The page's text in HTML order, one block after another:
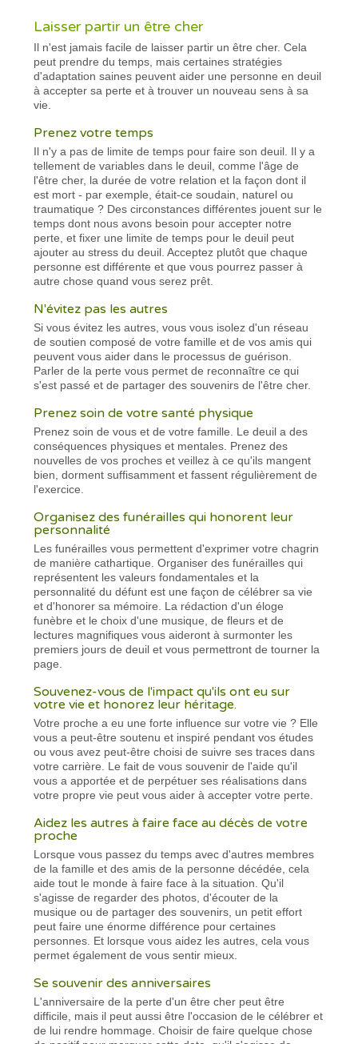
Laisser partir un être cher
Il n'est jamais facile de laisser partir un être cher. Cela
peut prendre du temps, mais certaines stratégies
d'adaptation saines peuvent aider une personne en deuil
à accepter sa perte et à trouver un nouveau sens à sa
vie.
Prenez votre temps
Il n'y a pas de limite de temps pour faire son deuil. Il y a
tellement de variables dans le deuil, comme l'âge de
l'être cher, la durée de votre relation et la façon dont il
est mort - par exemple, était-ce soudain, naturel ou
traumatique ? Des circonstances différentes jouent sur le
temps dont nous avons besoin pour accepter notre
perte, et fixer une limite de temps pour le deuil peut
ajouter au stress du deuil. Acceptez plutôt que chaque
personne est différente et que vous pourrez passer à
autre chose quand vous serez prêt.
N'évitez pas les autres
Si vous évitez les autres, vous vous isolez d'un réseau
de soutien composé de votre famille et de vos amis qui
peuvent vous aider dans le processus de guérison.
Parler de la perte vous permet de reconnaître ce qui
s'est passé et de partager des souvenirs de l'être cher.
Prenez soin de votre santé physique
Prenez soin de vous et de votre famille. Le deuil a des
conséquences physiques et mentales. Prenez des
nouvelles de vos proches et veillez à ce qu'ils mangent
bien, dorment suffisamment et fassent régulièrement de
l'exercice.
Organisez des funérailles qui honorent leur
personnalité
Les funérailles vous permettent d'exprimer votre chagrin
de manière cathartique. Organiser des funérailles qui
représentent les valeurs fondamentales et la
personnalité du défunt est une façon de célébrer sa vie
et d'honorer sa mémoire. La rédaction d'un éloge
funèbre et le choix d'une musique, de fleurs et de
lectures magnifiques vous aideront à surmonter les
premiers jours de deuil et vous permettront de tourner la
page.
Souvenez-vous de l'impact qu'ils ont eu sur
votre vie et honorez leur héritage.
Votre proche a eu une forte influence sur votre vie ? Elle
vous a peut-être soutenu et inspiré pendant vos études
ou vous avez peut-être choisi de suivre ses traces dans
votre carrière. Le fait de vous souvenir de l'aide qu'il
vous a apportée et de perpétuer ses réalisations dans
votre propre vie peut vous aider à accepter votre perte.
Aidez les autres à faire face au décès de votre
proche
Lorsque vous passez du temps avec d'autres membres
de la famille et des amis de la personne décédée, cela
aide tout le monde à faire face à la situation. Qu'il
s'agisse de regarder des photos, d'écouter de la
musique ou de partager des souvenirs, un petit effort
peut faire une énorme différence pour certaines
personnes. Et lorsque vous aidez les autres, cela vous
permet également de vous sentir mieux.
Se souvenir des anniversaires
L'anniversaire de la perte d'un être cher peut être
difficile, mais il peut aussi être l'occasion de le célébrer et
de lui rendre hommage. Choisir de faire quelque chose